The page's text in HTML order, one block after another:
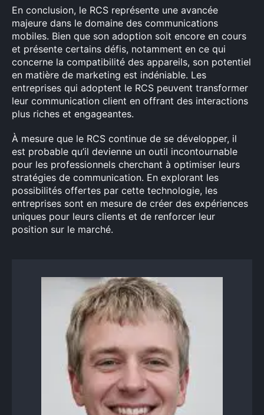
En conclusion, le RCS représente une avancée
majeure dans le domaine des communications
mobiles. Bien que son adoption soit encore en cours
et présente certains défis, notamment en ce qui
concerne la compatibilité des appareils, son potentiel
en matière de marketing est indéniable. Les
entreprises qui adoptent le RCS peuvent transformer
leur communication client en offrant des interactions
plus riches et engageantes.
À mesure que le RCS continue de se développer, il
est probable qu’il devienne un outil incontournable
pour les professionnels cherchant à optimiser leurs
stratégies de communication. En explorant les
possibilités offertes par cette technologie, les
entreprises sont en mesure de créer des expériences
uniques pour leurs clients et de renforcer leur
position sur le marché.